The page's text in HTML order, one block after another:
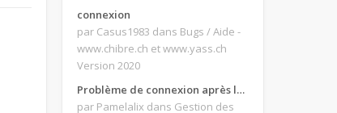
connexion
par Casus1983 dans Bugs / Aide -
www.chibre.ch et www.yass.ch
Version 2020
Problème de connexion après le changement d'adresse e-mail.
par Pamelalix dans Gestion des